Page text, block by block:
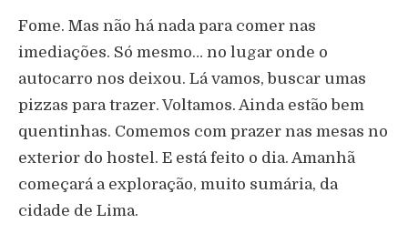
Fome. Mas não há nada para comer nas
imediações. Só mesmo… no lugar onde o
autocarro nos deixou. Lá vamos, buscar umas
pizzas para trazer. Voltamos. Ainda estão bem
quentinhas. Comemos com prazer nas mesas no
exterior do hostel. E está feito o dia. Amanhã
começará a exploração, muito sumária, da
cidade de Lima.